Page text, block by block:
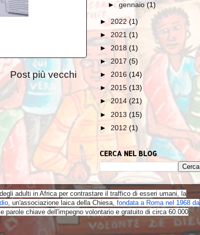
Post più vecchi
►gennaio(1)
► 2022 (1)
► 2021 (1)
► 2018 (1)
► 2017 (5)
► 2016 (14)
► 2015 (13)
►2014 (21)
► 2013 (15)
► 2012 (1)
CERCA NEL BLOG
adulti in Africa per contrastare il traffico di esseri umani, la
, un'associazione laica della Chiesa, fondata a Roma nel 1968 da
parole chiave dell'impegno volontario e gratuito di circa 60.000